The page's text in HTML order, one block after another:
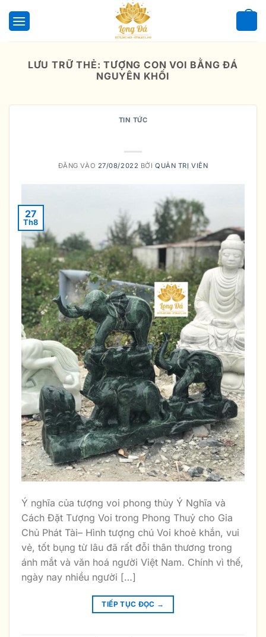
qua
LƯU TRỮ THẺ:TƯỢNG CON VOI BẰNG ĐÁ
NGUYÊN KHỐI
TIN TỨC
ĐĂNG VÀO 27/08/2022 BỞIQUẢN TRỊ VIÊN
27
Th8
Ý nghĩa của tượng voi phong thủy Ý Nghĩa và
Cách Đặt Tượng Voi trong Phong Thuỷ cho Gia
Chủ Phát Tài– Hình tượng chú Voi khoẻ khắn, vui
vẻ, tốt bụng từ lâu đã rất đỗi thân thương trong
ánh mắt và văn hoá người Việt Nam. Chính vì thế,
ngày nay nhiều người […]
TIẾP TỤC ĐỌC →